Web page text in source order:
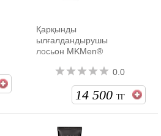
Қарқынды
ылғалдандырушы
лосьон MKMen®
0.0
14 500 ТГ